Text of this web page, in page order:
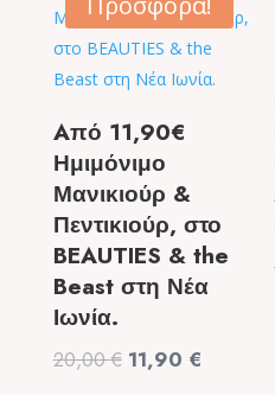
6,50 €.
Aπό 11,90€
Ημιμόνιμο
Μανικιούρ &
Πεντικιούρ, στο
BEAUTIES & the
Beast στη Νέα
Ιωνία.
20,00€ Original
11,90 €